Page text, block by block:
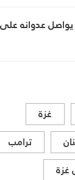
يواصل عدوانه
غزة
ترامب
غزة